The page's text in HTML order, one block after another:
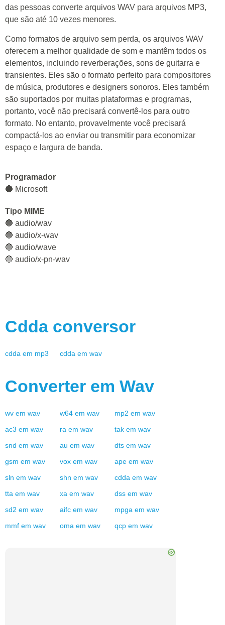
das pessoas converte arquivos WAV para arquivos MP3,
que são até 10 vezes menores.
Como formatos de arquivo sem perda, os arquivos WAV
oferecem a melhor qualidade de som e mantêm todos os
elementos, incluindo reverberações, sons de guitarra e
transientes. Eles são o formato perfeito para compositores
de música, produtores e designers sonoros. Eles também
são suportados por muitas plataformas e programas,
portanto, você não precisará convertê-los para outro
formato. No entanto, provavelmente você precisará
compactá-los ao enviar ou transmitir para economizar
espaço e largura de banda.
Programador
🔵 Microsoft
Tipo MIME
🔵 audio/wav
🔵 audio/x-wav
🔵 audio/wave
🔵 audio/x-pn-wav
Cdda conversor
cdda em mp3 cdda em wav
Converter em Wav
wv em wav w64 em wav mp2 em wav
ac3 em wav ra em wav tak em wav
snd em wav au em wav dts em wav
gsm em wav vox em wav ape em wav
sln em wav shn em wav cdda em wav
tta em wav xa em wav dss em wav
sd2 em wav aifc em wav mpga em wav
mmf em wav oma em wav qcp em wav